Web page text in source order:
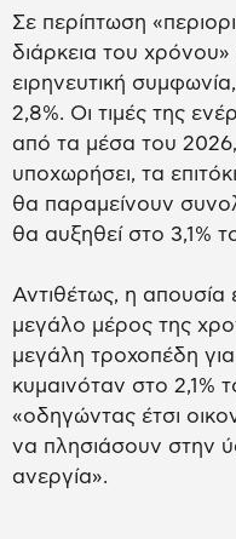
Σε περίπτωση
διάρκεια του
ειρηνευτική
2,8%. Οι τιμές της
από τα μέσα του
υποχωρήσει, τα
θα παραμείνουν
θα αυξηθεί στο 3,1%
Αντιθέτως, η απουσία
μεγάλο μέρος της
μεγάλη τροχοπέδη
κυμαινόταν στο 2,1%
«οδηγώντας έτσι
να πλησιάσουν στην
ανεργία».